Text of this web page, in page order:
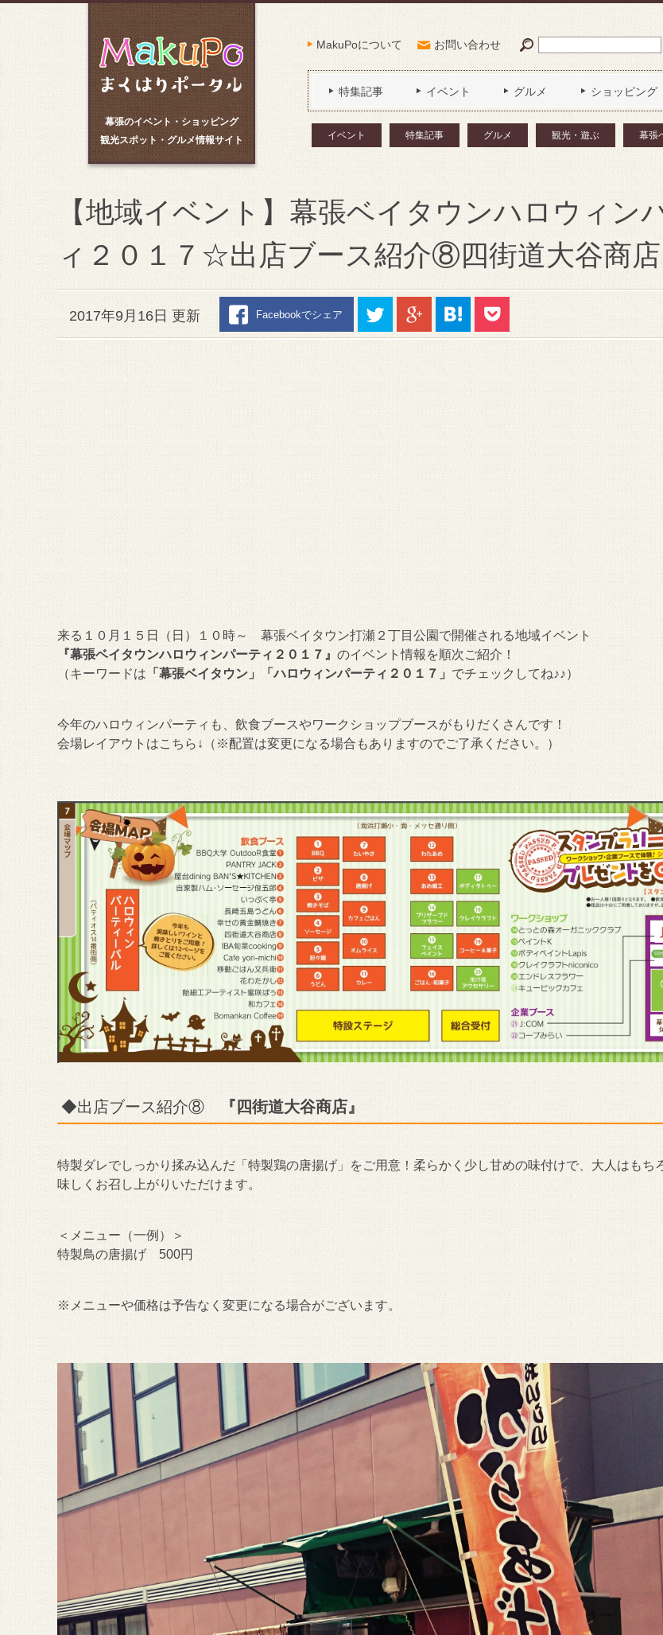
幕張のイベント・ショッピング
観光スポット・グルメ情報サイト
MakuPoについて お問い合わせ
特集記事 イベント グルメ ショッピング
イベント 特集記事 グルメ 観光・遊ぶ 幕張
【地域イベント】幕張ベイタウンハロウィン
ィ２０１７☆出店ブース紹介⑧四街道大谷商店
2017年9月16日 更新 Facebookでシェア
来る１０月１５日（日）１０時～ 幕張ベイタウン打瀬２丁目公園で開催される地域イベント
『幕張ベイタウンハロウィンパーティ２０１７』 のイベント情報を順次ご紹介！
（キーワードは 「幕張ベイタウン」「ハロウィンパーティ２０１７」 でチェックしてね♪♪）
今年のハロウィンパーティも、飲食ブースやワークショップブースがもりだくさんです！
会場レイアウトはこちら↓（※配置は変更になる場合もありますのでご了承ください。）
◆出店ブース紹介⑧ 『四街道大谷商店』
特製ダレでしっかり揉み込んだ「特製鶏の唐揚げ」をご用意！柔らかく少し甘めの味付けで、大人はもち
味しくお召し上がりいただけます。
＜メニュー（一例）＞
特製鳥の唐揚げ 500円
※メニューや価格は予告なく変更になる場合がございます。